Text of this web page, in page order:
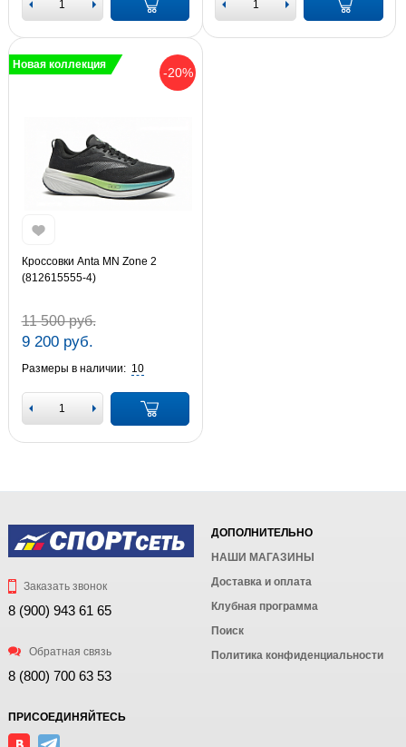
-20%
Новая коллекция
Кроссовки Anta MN Zone 2
(812615555-4)
11 500 руб.
9 200 руб.
Размеры в наличии: 10
Заказать звонок
8 (900) 943 61 65
Обратная связь
8 (800) 700 63 53
ДОПОЛНИТЕЛЬНО
НАШИ МАГАЗИНЫ
Доставка и оплата
Клубная программа
Поиск
Политика конфиденциальности
ПРИСОЕДИНЯЙТЕСЬ